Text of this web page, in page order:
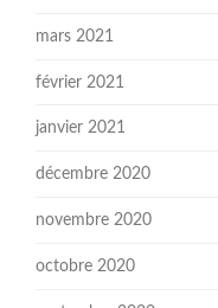
mars 2021
février 2021
janvier 2021
décembre 2020
novembre 2020
octobre 2020